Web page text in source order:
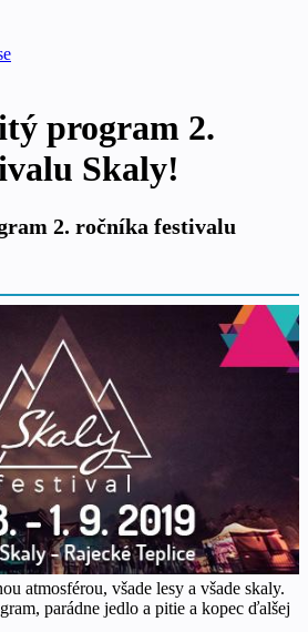
program 2.
Skaly!
2. ročníka festivalu
atmosférou, všade lesy a všade skaly.
parádne jedlo a pitie a kopec ďalšej